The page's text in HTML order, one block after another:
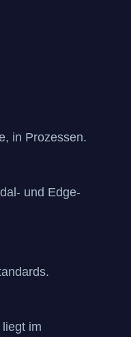
in Prozessen.
und Edge-
im